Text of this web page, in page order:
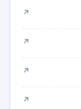
↗
↗
↗
↗